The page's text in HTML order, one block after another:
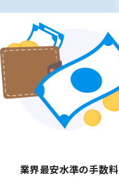
業界最安水準の手数料